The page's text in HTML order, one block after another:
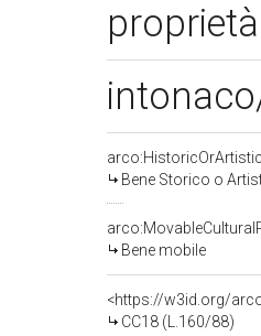
Bene Storico o
Bene mobile
<https://w3id.org/
CC18 (L.160/88)